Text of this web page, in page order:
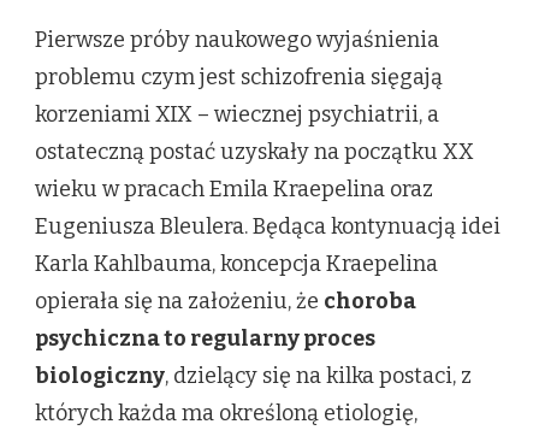
Pierwsze próby naukowego wyjaśnienia
problemu czym jest schizofrenia sięgają
korzeniami XIX – wiecznej psychiatrii, a
ostateczną postać uzyskały na początku XX
wieku w pracach Emila Kraepelina oraz
Eugeniusza Bleulera. Będąca kontynuacją idei
Karla Kahlbauma, koncepcja Kraepelina
opierała się na założeniu, że choroba
psychiczna to regularny proces
biologiczny, dzielący się na kilka postaci, z
których każda ma określoną etiologię,